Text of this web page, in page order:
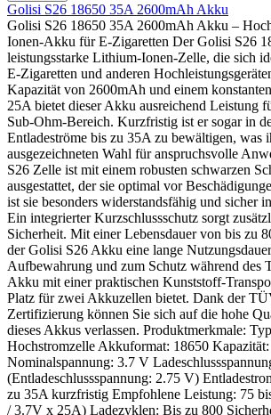
Golisi S26 18650 35A 2600mAh Akku
Golisi S26 18650 35A 2600mAh Akku –
Ionen-Akku für E-Zigaretten Der Golisi S26
leistungsstarke Lithium-Ionen-Zelle, die sich
E-Zigaretten und anderen
Kapazität von 2600mAh und einem
25A bietet dieser Akku ausreichend Leistung
Sub-Ohm-Bereich. Kurzfristig ist er sogar in
Entladeströme bis zu 35A zu bewältigen, was
ausgezeichneten Wahl für anspruchsvolle
S26 Zelle ist mit einem robusten schwarzen
ausgestattet, der sie optimal vor
ist sie besonders widerstandsfähig und sicher
Ein integrierter Kurzschlussschutz sorgt
Sicherheit. Mit einer Lebensdauer von bis zu
der Golisi S26 Akku eine lange
Aufbewahrung und zum Schutz während des
Akku mit einer praktischen Kunststoff-
Platz für zwei Akkuzellen bietet. Dank der
Zertifizierung können Sie sich auf die hohe
dieses Akkus verlassen. Produktmerkmale:
Hochstromzelle Akkuformat: 18650
Nominalspannung: 3.7 V
(Entladeschlussspannung: 2.75 V)
zu 35A kurzfristig Empfohlene Leistung: 75
/ 3.7V x 25A) Ladezyklen: Bis zu 800